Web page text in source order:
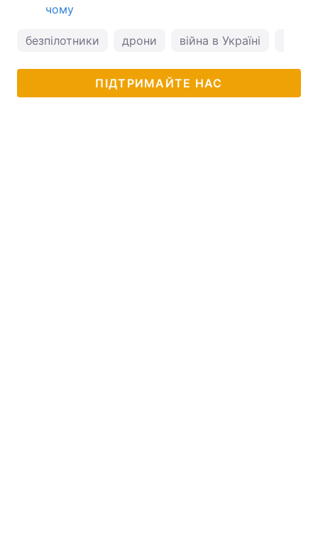
чому
безпілотники дрони війна в Україні
ПІДТРИМАЙТЕ НАС